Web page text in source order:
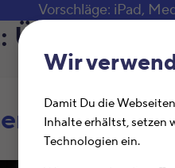
Wir
Damit Du die
Inhalte erhältst, setzen
Technologien ein.
h
Vorschläge: iPad,